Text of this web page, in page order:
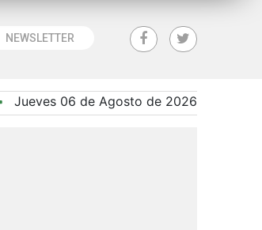
NEWSLETTER
Jueves 06 de Agosto de 2026